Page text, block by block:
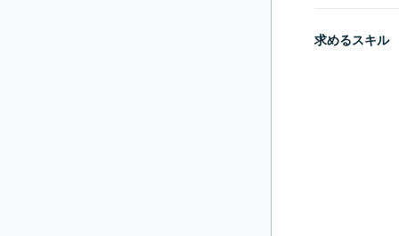
求めるスキル